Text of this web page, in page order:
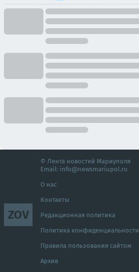
ZOV
© Лента новостей Мариуполя
Email: info@newsmariupol.ru
О нас
Контакты
Редакционная политика
Политика конфиденциальности
Правила пользования сайтом
Архив